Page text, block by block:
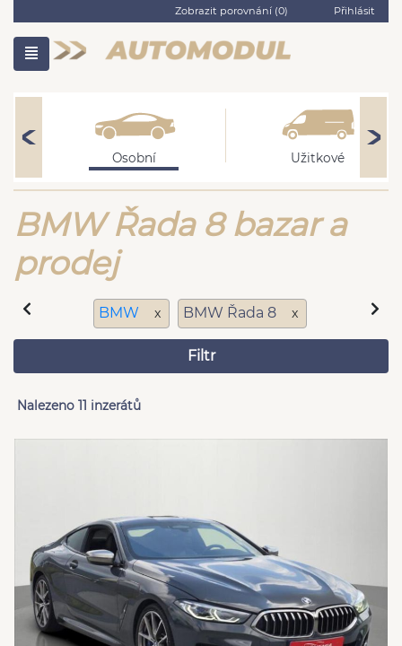
Zobrazit porovnání (0) Přihlásit
Osobní Užitkové
BMW Řada 8 bazar a
prodej
BMW x BMW Řada 8 x
Filtr
Nalezeno 11 inzerátů